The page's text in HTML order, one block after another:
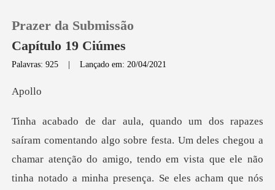
Loja
Histórico
Prazer da Submissão
Capítulo 19 Ciúmes
Palavras: 925 |Lançado em: 20/04/2021
ol
nção do amigo, tendo em vista que ele não
tinha notado a minha presença. Se eles acham que nós